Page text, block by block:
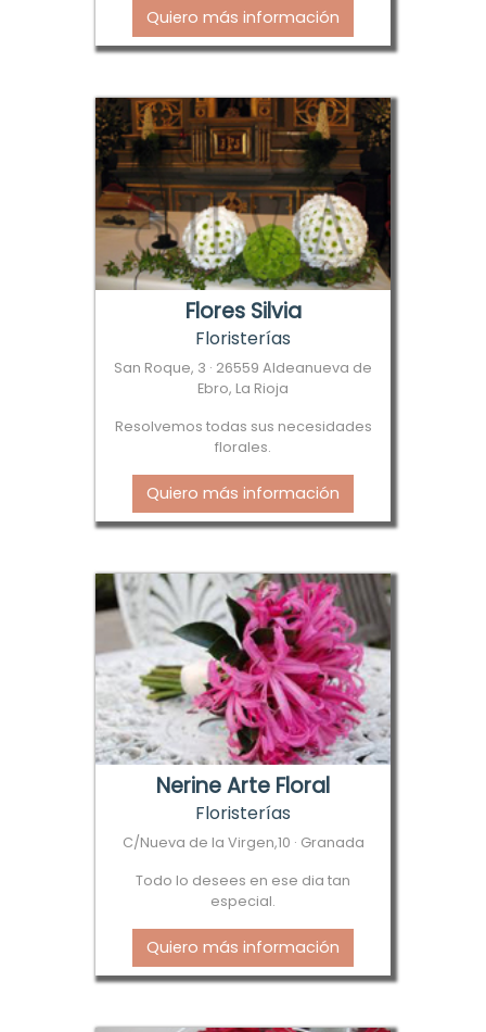
Quiero más información
Flores Silvia
Floristerías
San Roque, 3 · 26559 Aldeanueva de
Ebro, La Rioja
Resolvemos todas sus necesidades
florales.
Quiero más información
Nerine Arte Floral
Floristerías
C/Nueva de la Virgen,10 · Granada
Todo lo desees en ese dia tan
especial.
Quiero más información